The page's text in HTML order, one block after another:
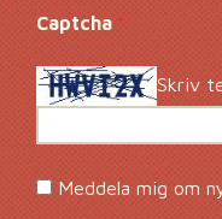
Captcha *
Skriv
Meddela mig om